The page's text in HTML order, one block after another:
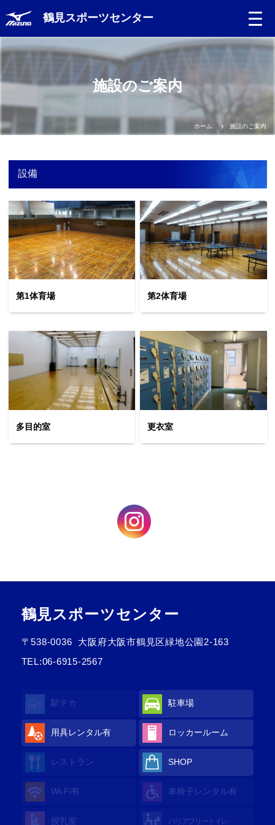
鶴見スポーツセンター
Language
日本語
中文（繁体）
한글
Portugues
お問合せフォーム
施設のご案内
ホーム 施設のご案内
設備
第1体育場 第2体育場
多目的室 更衣室
鶴見スポーツセンター
〒538-0036
大阪府大阪市鶴見区緑地公園2-163
TEL:06-6915-2567
駅チカ 駐車場
用具レンタル有 ロッカールーム
レストラン SHOP
Wi-Fi有 車椅子レンタル有
授乳室 バリアフリートイレ